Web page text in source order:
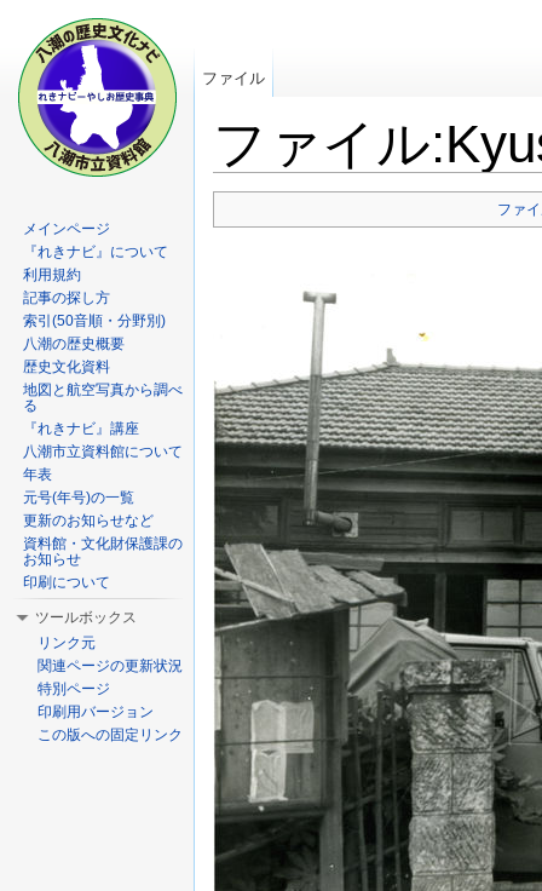
ファイル
ファ
ファイル
メインページ
『れきナビ』について
利用規約
記事の探し方
索引(50音順・分野別)
八潮の歴史概要
歴史文化資料
地図と航空写真から調べ
る
『れきナビ』講座
八潮市立資料館について
年表
元号(年号)の一覧
更新のお知らせなど
資料館・文化財保護課の
お知らせ
印刷について
ツールボックス
リンク元
関連ページの更新状況
特別ページ
印刷用バージョン
この版への固定リンク